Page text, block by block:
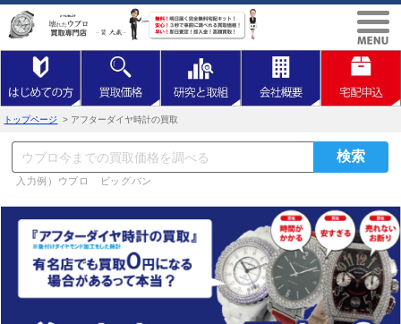
トップページ > アフターダイヤ時計の買取
入力例）ウブロ ビッグバン